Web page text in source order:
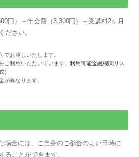
円）＋年会費（3,300円）＋受講料2ヶ月
ださい。
お渡しいたします。
利用いただいています。 利用可能金融機関リス
）
が異なります。
場合には、ご自身のご都合のよい日時に
ることができます。